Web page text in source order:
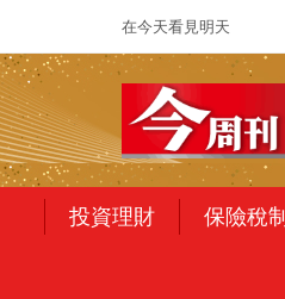
在今天看見明天
投資理財 保險稅制